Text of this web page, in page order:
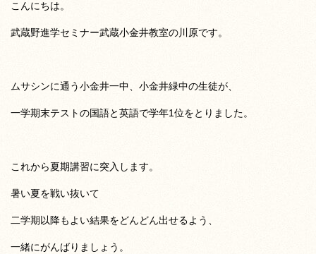
こんにちは。
武蔵野進学セミナー武蔵小金井教室の川原です。
ムサシンに通う小金井一中、小金井緑中の生徒が、
一学期末テストの国語と英語で学年1位をとりました。
これから夏期講習に突入します。
暑い夏を戦い抜いて
二学期以降もよい結果をどんどん出せるよう、
一緒にがんばりましょう。